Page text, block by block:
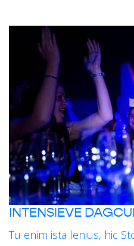
INTENSIEVE
Tu enim ista lenius, hic